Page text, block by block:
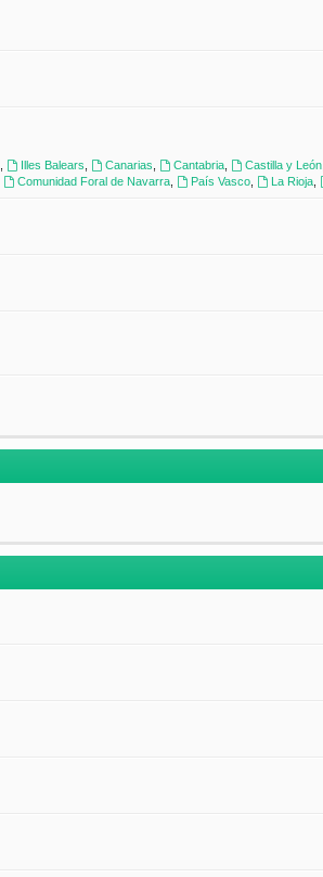
Illes Balears Canarias Cantabria, Castilla y León,
Comunidad Foral de Navarra País Vasco La Rioja,